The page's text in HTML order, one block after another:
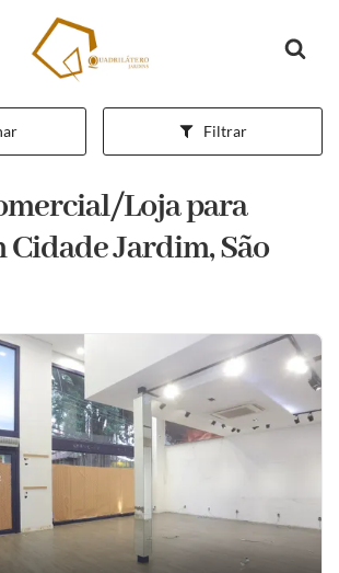
Página inicial
Filtrar
Loja para
Jardim, São